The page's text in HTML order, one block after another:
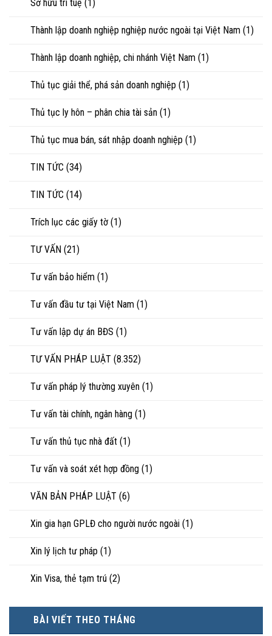
Sở hữu trí tuệ (1)
Thành lập doanh nghiệp nghiệp nước ngoài tại Việt Nam (1)
Thành lập doanh nghiệp, chi nhánh Việt Nam (1)
Thủ tục giải thể, phá sản doanh nghiệp (1)
Thủ tục ly hôn – phân chia tài sản (1)
Thủ tục mua bán, sát nhập doanh nghiệp (1)
TIN TỨC (34)
TIN TỨC (14)
Trích lục các giấy tờ (1)
TƯ VẤN (21)
Tư vấn bảo hiểm (1)
Tư vấn đầu tư tại Việt Nam (1)
Tư vấn lập dự án BĐS (1)
TƯ VẤN PHÁP LUẬT (8.352)
Tư vấn pháp lý thường xuyên (1)
Tư vấn tài chính, ngân hàng (1)
Tư vấn thủ tục nhà đất (1)
Tư vấn và soát xét hợp đồng (1)
VĂN BẢN PHÁP LUẬT (6)
Xin gia hạn GPLĐ cho người nước ngoài (1)
Xin lý lịch tư pháp (1)
Xin Visa, thẻ tạm trú (2)
BÀI VIẾT THEO THÁNG